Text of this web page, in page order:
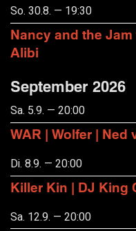
So. 30.8. — 19:30
Nancy and the
Alibi
September 2026
Sa. 5.9. — 20:00
WAR | Wolfer | Ned
Di. 8.9. — 20:00
Killer Kin | DJ King
Sa. 12.9. — 20:00